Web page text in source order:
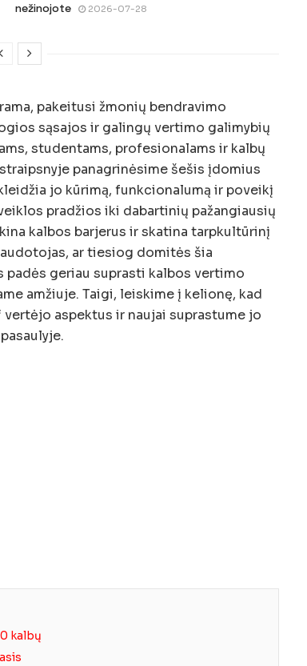
nežinojote
2026-07-28
pakeitusi žmonių bendravimo
sąsajos ir galingų vertimo galimybių
studentams, profesionalams ir kalbų
panagrinėsime šešis įdomius
jo kūrimą, funkcionalumą ir poveikį
pradžios iki dabartinių pažangiausių
kalbos barjerus ir skatina tarpkultūrinį
ar tiesiog domitės šia
geriau suprasti kalbos vertimo
amžiuje. Taigi, leiskime į kelionę, kad
aspektus ir naujai suprastume jo
kalbų